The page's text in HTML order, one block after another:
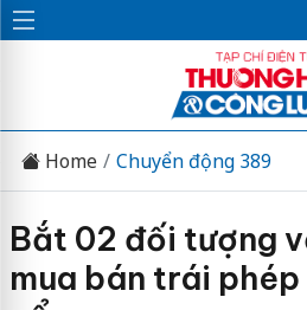
Home Chuyển động 389
Bắt 02 đối tượng
mua bán trái